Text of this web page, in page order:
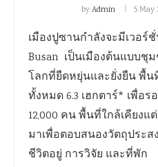
byAdmin 5 May
เมืองปูซานกำลังจะมีเวอร์
Busan เป็นเมืองต้นแบบชุ
โลกที่ยืดหยุ่นและยั่งยืน พื้น
ทั้งหมด 6.3 เฮกตาร์* เพื่อ
12,000 คน พื้นที่ใกล้เคียง
มาเพื่อตอบสนองวัตถุประส
ชีวิตอยู่ การวิจัย และที่พัก